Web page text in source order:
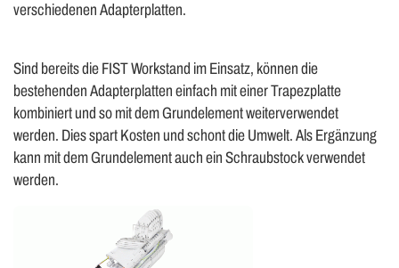
verschiedenen Adapterplatten.
Sind bereits die FIST Workstand im Einsatz, können die
bestehenden Adapterplatten einfach mit einer Trapezplatte
kombiniert und so mit dem Grundelement weiterverwendet
werden. Dies spart Kosten und schont die Umwelt. Als Ergänzung
kann mit dem Grundelement auch ein Schraubstock verwendet
werden.